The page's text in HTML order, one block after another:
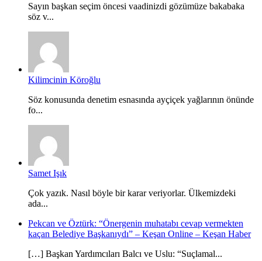
Sayın başkan seçim öncesi vaadinizdi gözümüze bakabaka
söz v...
Kilimcinin Köroğlu
Söz konusunda denetim esnasında ayçiçek yağlarının önünde
fo...
Samet Işık
Çok yazık. Nasıl böyle bir karar veriyorlar. Ülkemizdeki
ada...
Pekcan ve Öztürk: “Önergenin muhatabı cevap vermekten
kaçan Belediye Başkanıydı” – Keşan Online – Keşan Haber
[…] Başkan Yardımcıları Balcı ve Uslu: “Suçlamal...